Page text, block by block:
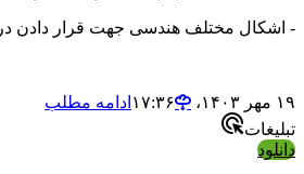
مختلف هندسی جهت قرار دادن در طرح
ادامه مطلب